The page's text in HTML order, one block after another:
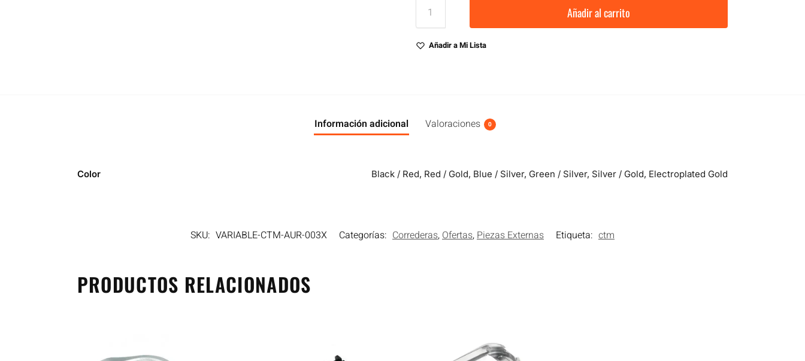
Añadir al carrito
Añadir a Mi Lista
Información adicional Valoraciones 0
Color Black / Red, Red / Gold, Blue / Silver, Green / Silver, Silver / Gold, Electroplated Gold
SKU: VARIABLE-CTM-AUR-003X Categorías: Correderas,Ofertas,Piezas Externas Etiqueta: ctm
PRODUCTOS RELACIONADOS